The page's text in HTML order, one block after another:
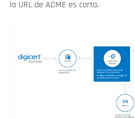
la URL de ACME es corta.